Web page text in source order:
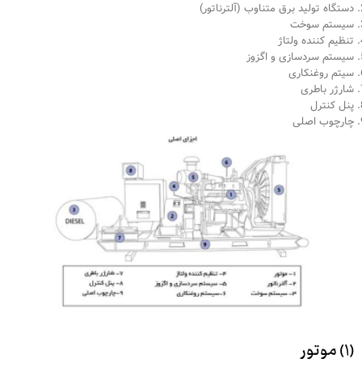
دستگاه تولید برق متناوب (آلترناتور)
سیستم سوخت
تنظیم کننده ولتاژ
سیستم سردسازی و اگزوز
سیتم روغنکاری
شارژر باطری
پنل کنترل
چارچوب اصلی
(۱) موتور